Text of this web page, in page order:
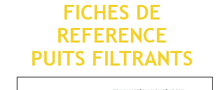
FICHES DE
REFERENCE
PUITS FILTRANTS